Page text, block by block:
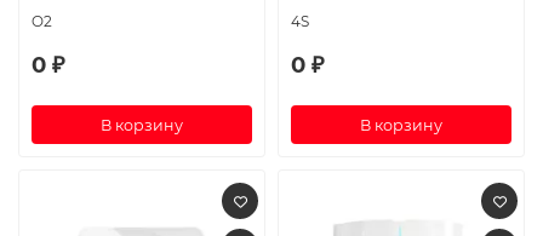
O2
0 ₽
В корзину
4S
0 ₽
В корзину